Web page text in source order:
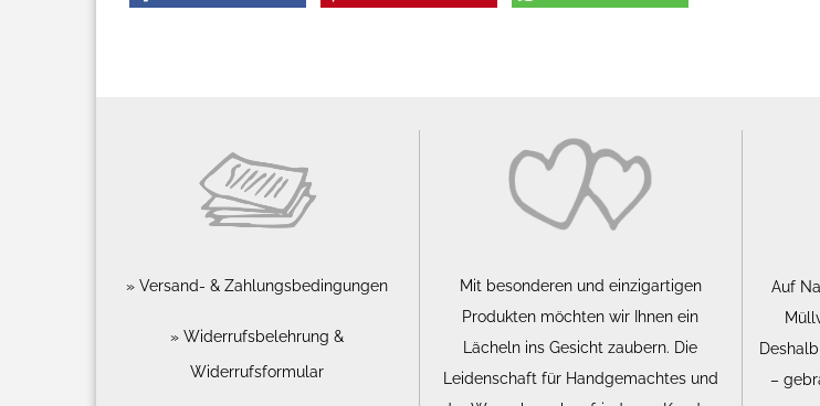
Versand- & Zahlungsbedingungen
Widerrufsbelehrung &
Widerrufsformular
Mit besonderen und einzigartigen
Produkten möchten wir Ihnen ein
Lächeln ins Gesicht zaubern. Die
Leidenschaft für Handgemachtes und
Auf
–